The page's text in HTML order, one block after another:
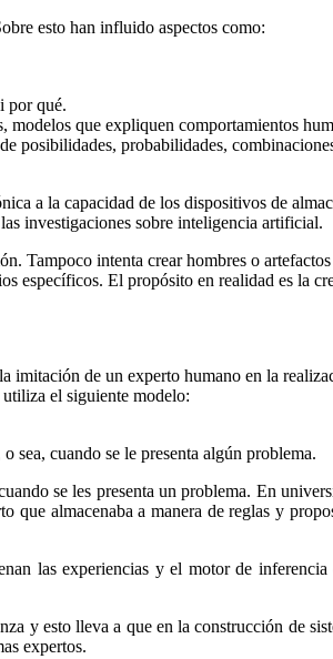
esto han influido aspectos como:
por qué.
modelos que expliquen comportamientos
posibilidades, probabilidades,
a la capacidad de los dispositivos de
investigaciones sobre inteligencia artificial.
intenta crear hombres o
El propósito en realidad es la
de un experto humano en la
el siguiente modelo:
sea, cuando se le presenta algún problema.
se les presenta un problema. En
almacenaba a manera de reglas y
las experiencias y el motor de
y esto lleva a que en la construcción de
expertos.